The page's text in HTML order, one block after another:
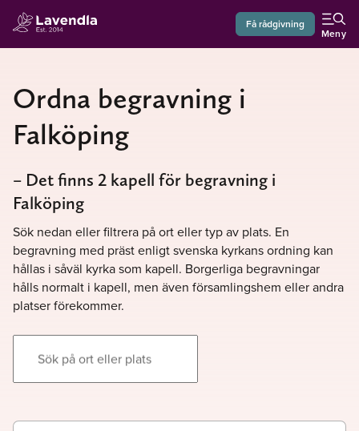
Få rådgivning
Meny
Ordna begravning i
Falköping
– Det finns 2 kapell för begravning i
Falköping
Sök nedan eller filtrera på ort eller typ av plats. En
begravning med präst enligt svenska kyrkans ordning kan
hållas i såväl kyrka som kapell. Borgerliga begravningar
hålls normalt i kapell, men även församlingshem eller andra
platser förekommer.
Sök på ort eller plats